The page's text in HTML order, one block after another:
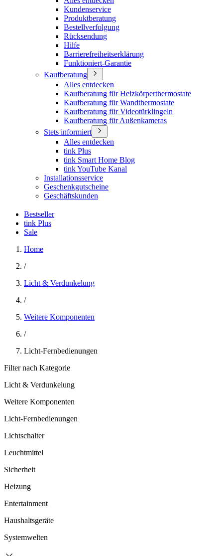
Kundenservice
Produktberatung
Bestellverfolgung
Rücksendung
Hilfe
Barrierefreiheitserklärung
Funktioniert-Garantie
Kaufberatung
Alles entdecken
Kaufberatung für Heizkörperthermostate
Kaufberatung für Wandthermostate
Kaufberatung für Videotürklingeln
Kaufberatung für Außenkameras
Stets informiert
Alles entdecken
tink Plus
tink Smart Home Blog
tink YouTube Kanal
Installationsservice
Geschenkgutscheine
Geschäftskunden
Bestseller
tink Plus
Sale
Home
/
Licht & Verdunkelung
/
Weitere Komponenten
/
Licht-Fernbedienungen
Filter nach Kategorie
Licht & Verdunkelung
Weitere Komponenten
Licht-Fernbedienungen
Lichtschalter
Leuchtmittel
Sicherheit
Heizung
Entertainment
Haushaltsgeräte
Systemwelten